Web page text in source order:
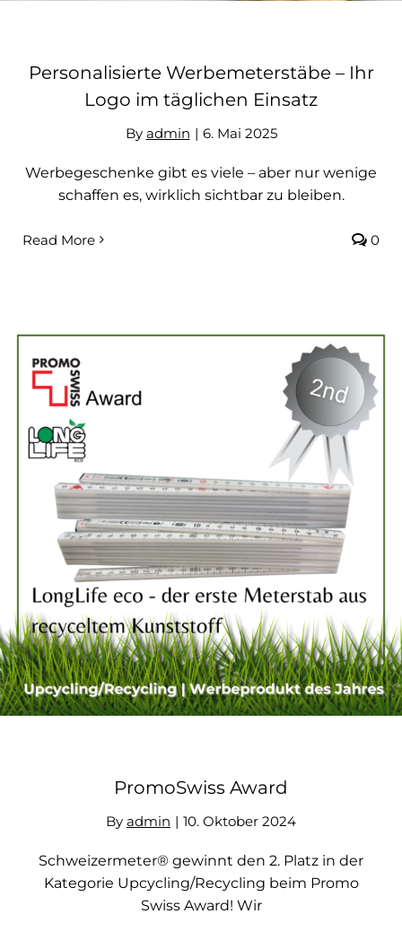
Personalisierte Werbemeterstäbe – Ihr
Logo im täglichen Einsatz
By admin | 6. Mai 2025
Werbegeschenke gibt es viele – aber nur wenige
schaffen es, wirklich sichtbar zu bleiben.
Read More 0
PromoSwiss Award
PromoSwiss Award
By admin | 10. Oktober 2024
Schweizermeter® gewinnt den 2. Platz in der
Kategorie Upcycling/Recycling beim Promo
Swiss Award! Wir